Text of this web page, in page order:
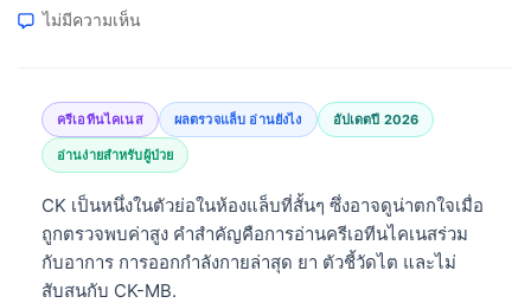
ไม่มีความเห็น
ครีเอทีนไคเนส ผลตรวจแล็บ อ่านยังไง อัปเดตปี 2026
อ่านง่ายสำหรับผู้ป่วย
CK เป็นหนึ่งในตัวย่อในห้องแล็บที่สั้นๆ ซึ่งอาจดูน่าตกใจเมื่อ
ถูกตรวจพบค่าสูง คำสำคัญคือการอ่านครีเอทีนไคเนสร่วม
กับอาการ การออกกำลังกายล่าสุด ยา ตัวชี้วัดไต และไม่
สับสนกับ CK-MB.